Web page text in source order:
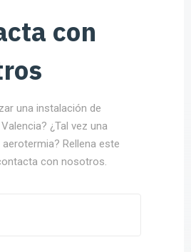
con
una instalación de
¿Tal vez una
Rellena este
con nosotros.